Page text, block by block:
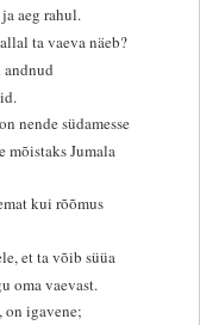
aeg rahul.
ta vaeva näeb?
nende südamesse
Jumala
kui rõõmus
et ta võib süüa
oma vaevast.
on igavene;